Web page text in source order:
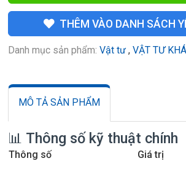
THÊM VÀO DANH SÁCH
Danh mục sản phẩm: Vật tư , VẬT TƯ
MÔ TẢ SẢN PHẨM
📊 Thông số kỹ thuật chính
Thông số
Giá trị